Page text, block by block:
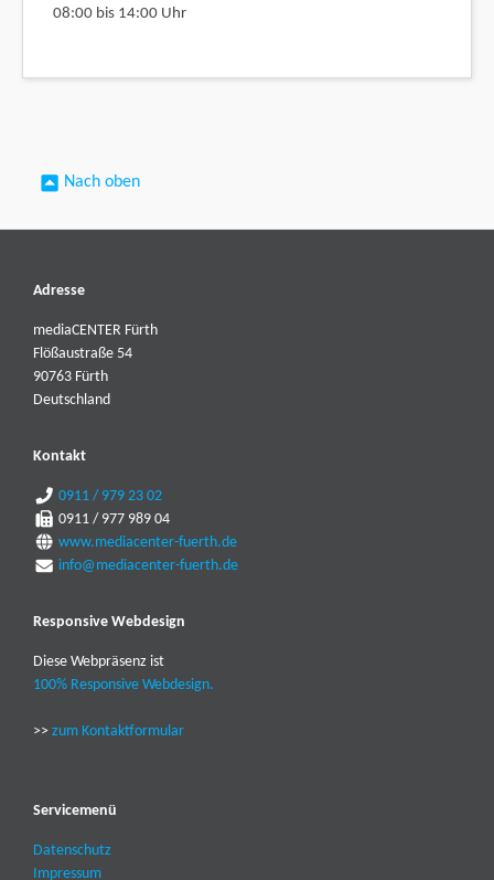
08:00 bis 14:00 Uhr
Nach oben
Adresse
mediaCENTER Fürth
Flößaustraße 54
90763 Fürth
Deutschland
Kontakt
0911 / 979 23 02
0911 / 977 989 04
www.mediacenter-fuerth.de
info@mediacenter-fuerth.de
Responsive Webdesign
Diese Webpräsenz ist
100% Responsive Webdesign.
>> zum Kontaktformular
Servicemenü
Datenschutz
Impressum